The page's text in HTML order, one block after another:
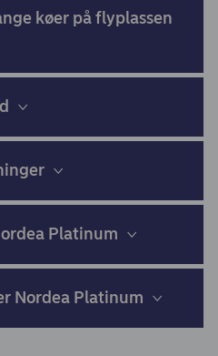
køer på flyplassen
Platinum
Nordea Platinum